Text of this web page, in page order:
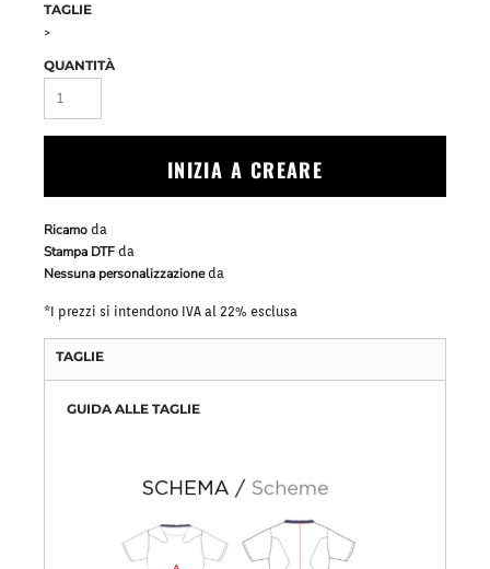
TAGLIE
>
QUANTITÀ
INIZIA A CREARE
Ricamo da
Stampa DTF da
Nessuna personalizzazioneda
*I prezzi si intendono IVA al 22% esclusa
TAGLIE
GUIDA ALLE TAGLIE